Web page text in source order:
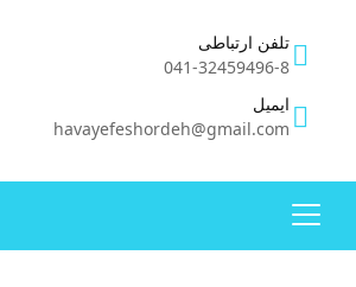
تلفن ارتباطی
041-32459496-8
ایمیل
havayefeshordeh@gmail.com